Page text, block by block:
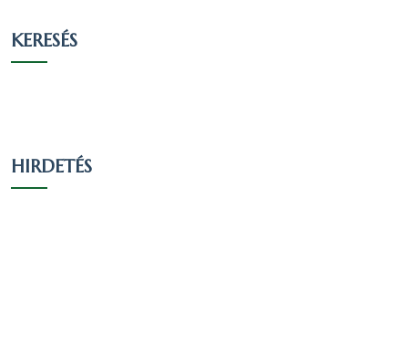
KERESÉS
HIRDETÉS